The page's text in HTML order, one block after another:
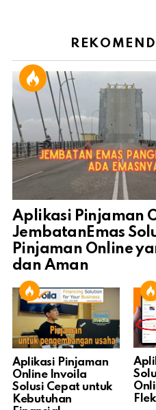
Aplikasi Pinjaman
JembatanEmas
Pinjaman Online
dan Aman
Aplikasi Pinjaman
Online Invoila
Solusi Cepat untuk
Kebutuhan